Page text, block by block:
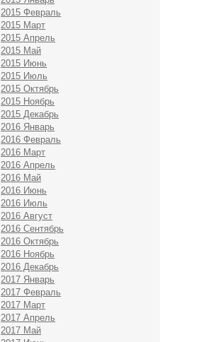
2015 Февраль
2015 Март
2015 Апрель
2015 Май
2015 Июнь
2015 Июль
2015 Октябрь
2015 Ноябрь
2015 Декабрь
2016 Январь
2016 Февраль
2016 Март
2016 Апрель
2016 Май
2016 Июнь
2016 Июль
2016 Август
2016 Сентябрь
2016 Октябрь
2016 Ноябрь
2016 Декабрь
2017 Январь
2017 Февраль
2017 Март
2017 Апрель
2017 Май